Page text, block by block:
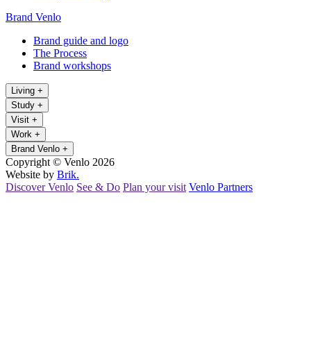
Brand Venlo
Brand guide and logo
The Process
Brand workshops
Living +
Study +
Visit +
Work +
Brand Venlo +
Copyright © Venlo 2026
Website by Brik.
Discover Venlo See & Do Plan your visit Venlo Partners